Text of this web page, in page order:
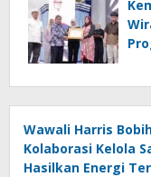
Wawali Harris
Kolaborasi Kelola
Hasilkan Energi